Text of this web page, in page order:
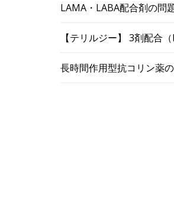
LAMA・LABA配合剤の問
【テリルジー】 3剤配合
長時間作用型抗コリン薬